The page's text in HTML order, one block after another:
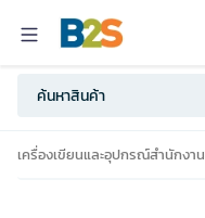
เครื่องเขียนและอุปกรณ์สำนักงาน